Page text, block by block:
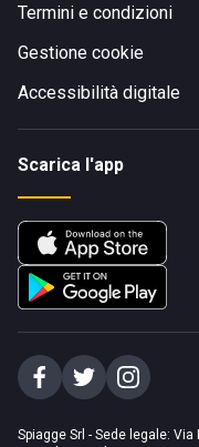
Termini e condizioni
Gestione cookie
Accessibilità digitale
Scarica l'app
Spiagge Srl - Sede legale: